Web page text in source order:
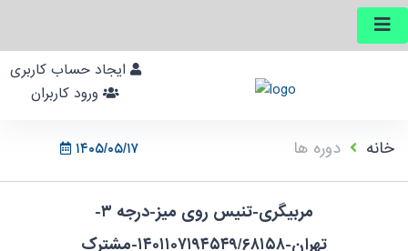
۱۴۰۵/۰۵/۱۷ خانه دوره ها
مربیگری-تنیس روی میز-درجه ۳-
تهران-۱۴۰۱۱۰۷۱۹۴۵۴۹/۶۸۱۵۸-مشترک